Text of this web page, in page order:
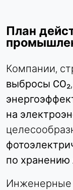
План
Компании,
выбросы CO₂,
на
по хранению
Инженерные